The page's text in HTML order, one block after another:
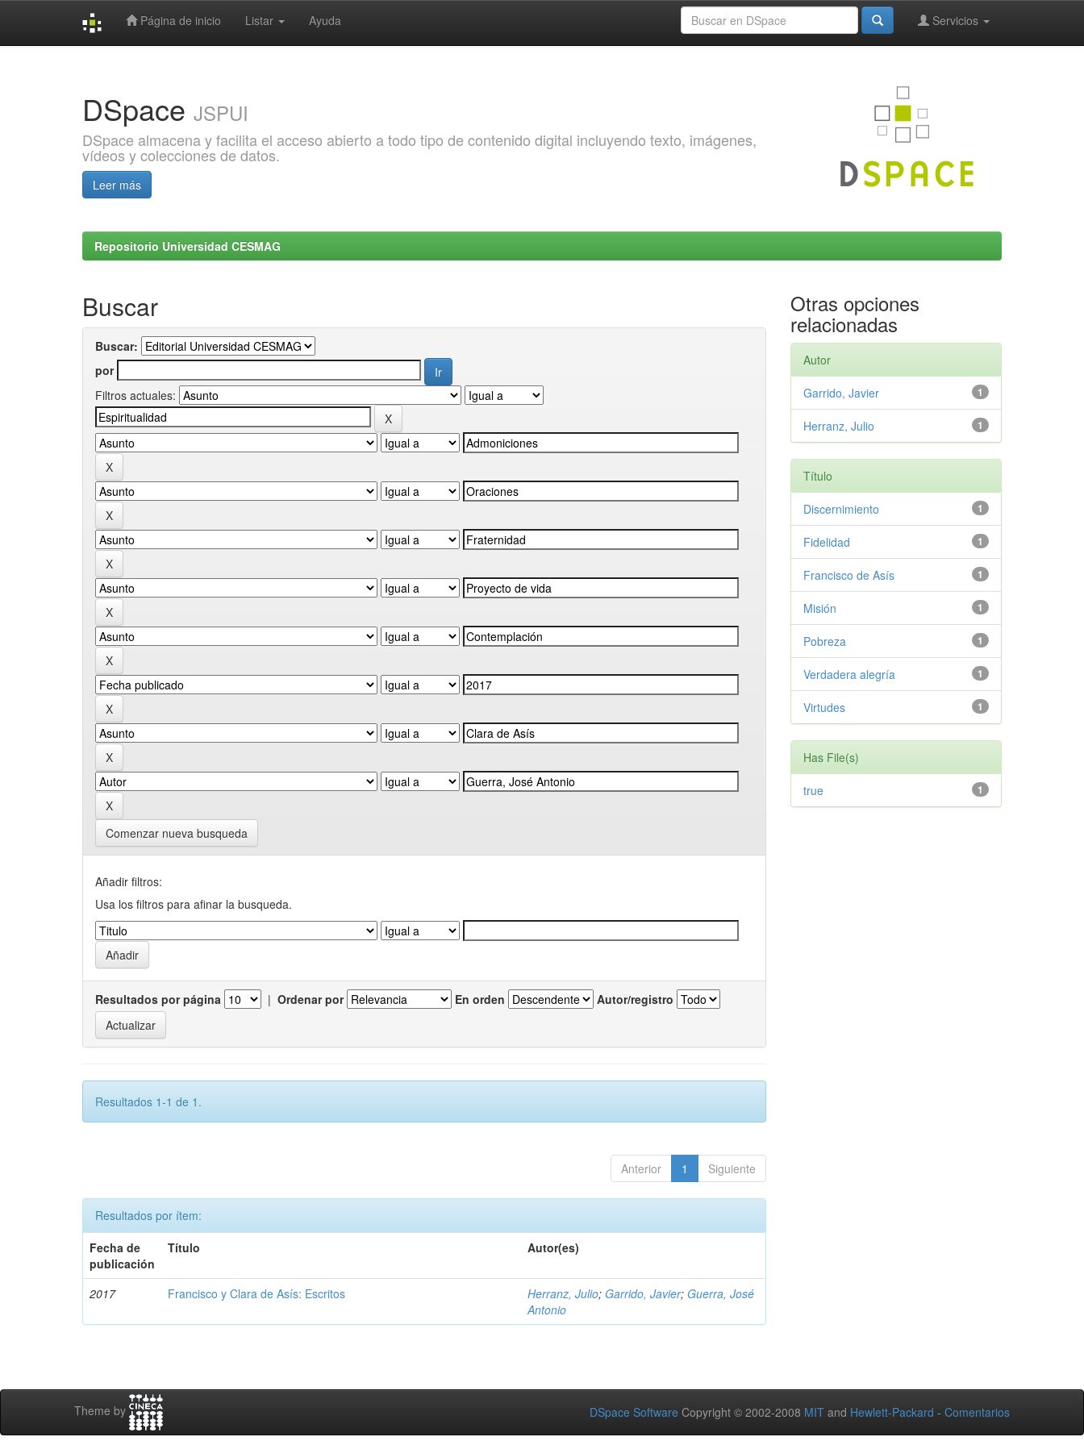
Página de inicio Listar Ayuda Servicios
DSpace JSPUI
DSpace almacena y facilita el acceso abierto a todo tipo de contenido digital incluyendo texto, imágenes,
vídeos y colecciones de datos.
Leer más
Repositorio Universidad CESMAG
Buscar
Buscar:
por
Filtros actuales:
Comenzar nueva busqueda
Añadir filtros:
Usa los filtros para afinar la busqueda.
Resultados por página | Ordenar por En orden Autor/registro
Resultados 1-1 de 1.
Anterior 1 Siguiente
Resultados por ítem:
Fecha de
publicación
Título Autor(es)
2017 Francisco y Clara de Asís: Escritos Herranz, Julio; Garrido, Javier; Guerra, José
Antonio
Otras opciones
relacionadas
Autor
1
Garrido, Javier
1
Herranz, Julio
Título
1
Discernimiento
1
Fidelidad
1
Francisco de Asís
1
Misión
1
Pobreza
1
Verdadera alegría
1
Virtudes
Has File(s)
1
true
Theme by DSpace Software Copyright © 2002-2008 MIT and Hewlett-Packard - Comentarios